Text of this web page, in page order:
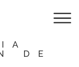
DE